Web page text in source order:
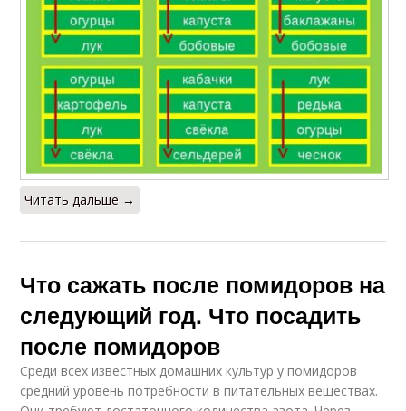
Читать дальше →
Что сажать после помидоров на
следующий год. Что посадить
после помидоров
Среди всех известных домашних культур у помидоров
средний уровень потребности в питательных веществах.